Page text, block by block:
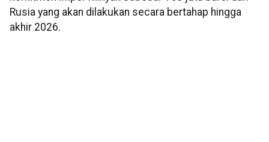
Rusia yang akan dilakukan secara bertahap hingga
akhir 2026.